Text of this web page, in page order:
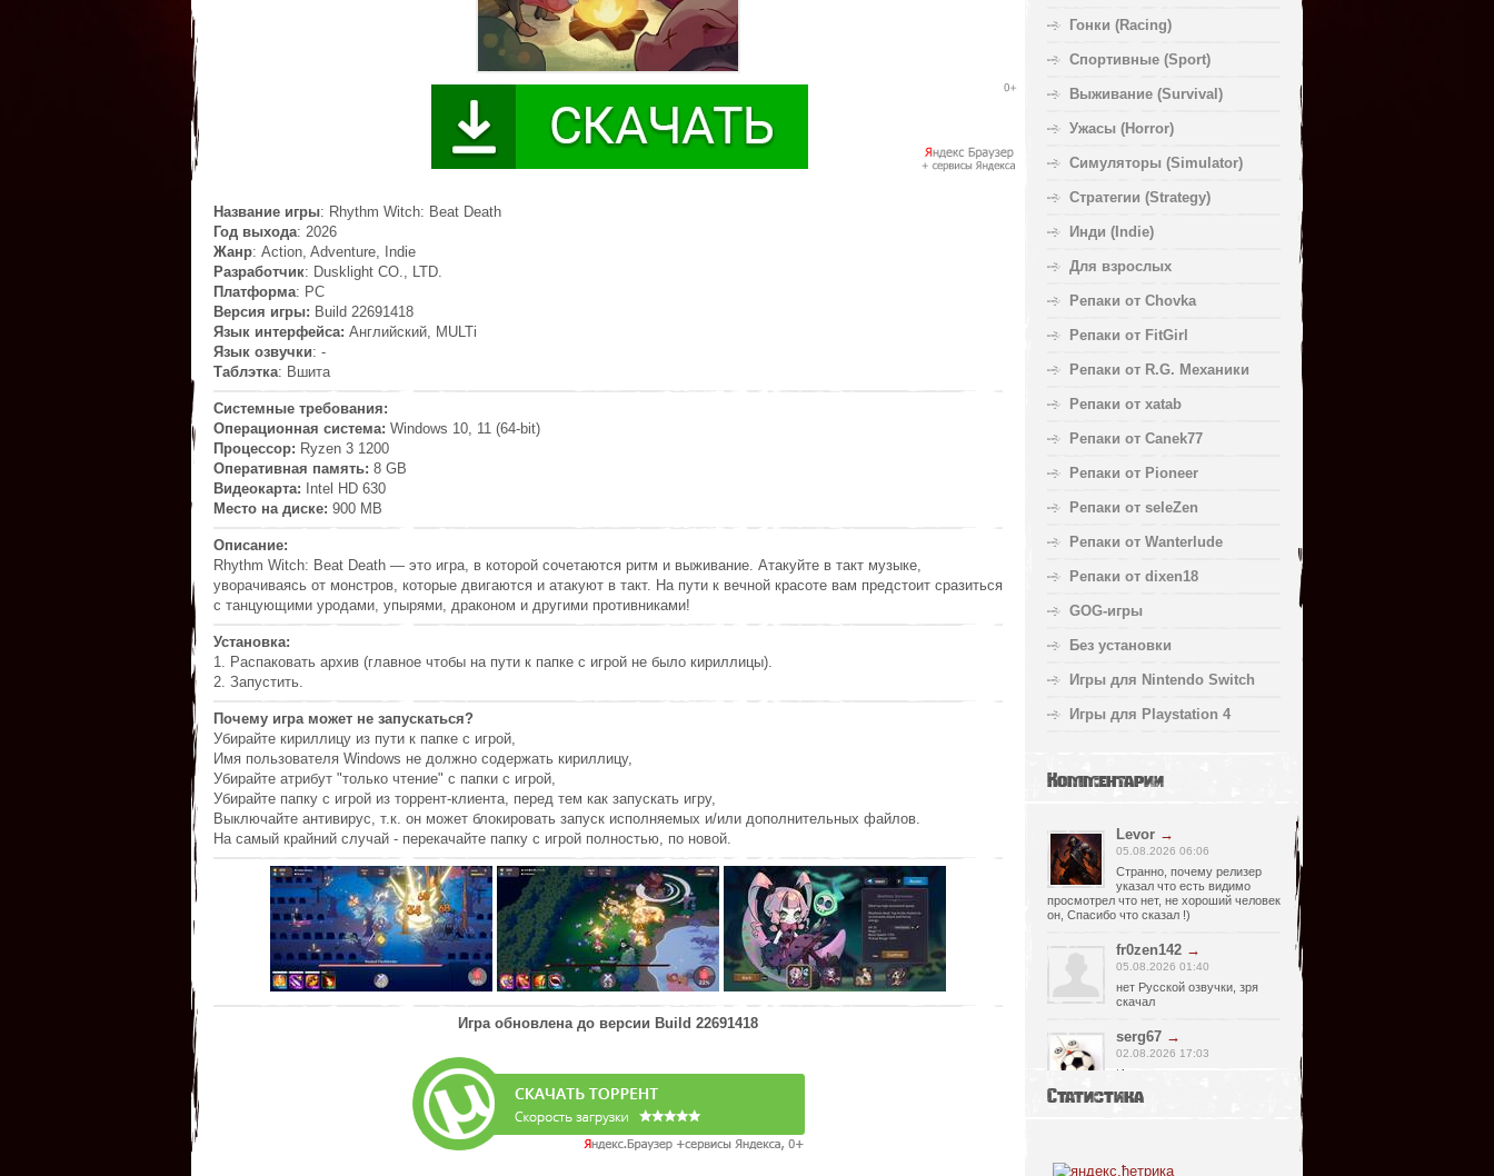
Название игры: Rhythm Witch: Beat Death
Год выхода: 2026
Жанр: Action, Adventure, Indie
Разработчик: Dusklight CO., LTD.
Платформа: PC
Версия игры: Build 22691418
Язык интерфейса: Английский, MULTi
Язык озвучки: -
Таблэтка: Вшита
Системные требования:
Операционная система: Windows 10, 11 (64-bit)
Процессор: Ryzen 3 1200
Оперативная память: 8 GB
Видеокарта:
Intel HD 630
Место на диске: 900 MB
Описание:
Rhythm Witch: Beat Death — это игра, в которой сочетаются ритм и выживание. Атакуйте в такт музыке,
уворачиваясь от монстров, которые двигаются и атакуют в такт. На пути к вечной красоте вам предстоит сразиться
с танцующими уродами, упырями, драконом и другими противниками!
Установка:
1. Распаковать архив (главное чтобы на пути к папке с игрой не было кириллицы).
2. Запустить.
Почему игра может не запускаться?
Убирайте кириллицу из пути к папке с игрой,
Имя пользователя Windows не должно содержать кириллицу,
Убирайте атрибут "только чтение" с папки с игрой,
Убирайте папку с игрой из торрент-клиента, перед тем как запускать игру,
Выключайте антивирус, т.к. он может блокировать запуск исполняемых и/или дополнительных файлов.
На самый крайний случай - перекачайте папку с игрой полностью, по новой.
Игра обновлена до версии Build 22691418
Гонки (Racing)
Спортивные (Sport)
Выживание (Survival)
Ужасы (Horror)
Симуляторы (Simulator)
Стратегии (Strategy)
Инди (Indie)
Для взрослых
Репаки от Chovka
Репаки от FitGirl
Репаки от R.G. Механики
Репаки от xatab
Репаки от Canek77
Репаки от Pioneer
Репаки от seleZen
Репаки от Wanterlude
Репаки от dixen18
GOG-игры
Без установки
Игры для Nintendo Switch
Игры для Playstation 4
Комментарии
Levor →
05.08.2026 06:06
Странно, почему релизер
указал что есть видимо
просмотрел что нет, не хороший человек
он, Спасибо что сказал !)
fr0zen142 →
05.08.2026 01:40
нет Русской озвучки, зря
скачал
serg67 →
02.08.2026 17:03
Игра интересная,а снизил
уменьшения экрана,играешь только на
glbvoyea5806
Статистика